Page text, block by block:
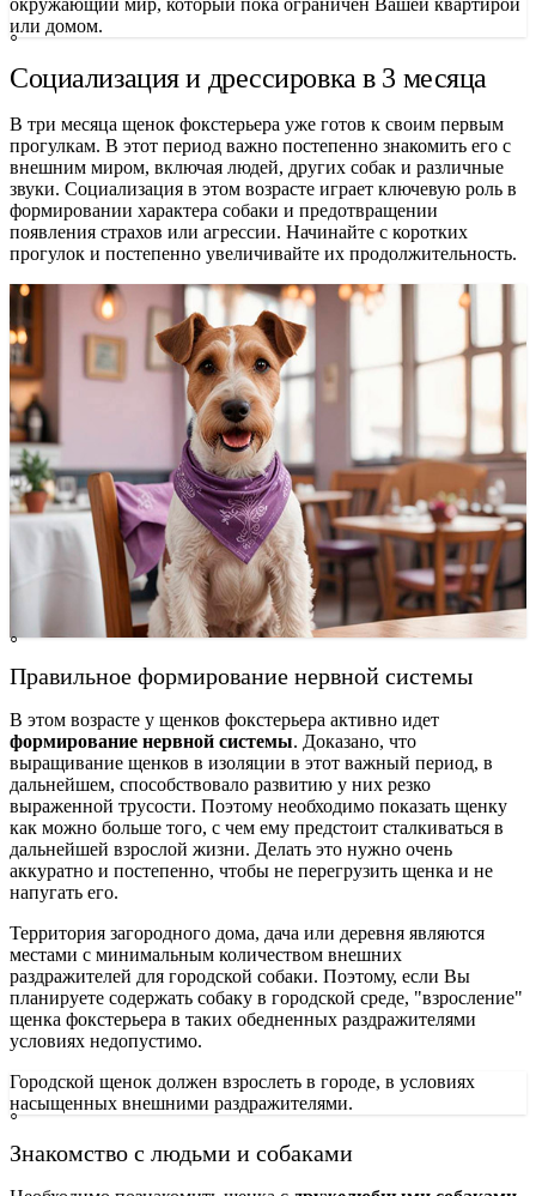
окружающий мир, который пока ограничен Вашей квартирой
или домом.
Социализация и дрессировка в 3 месяца
В три месяца щенок фокстерьера уже готов к своим первым
прогулкам. В этот период важно постепенно знакомить его с
внешним миром, включая людей, других собак и различные
звуки. Социализация в этом возрасте играет ключевую роль в
формировании характера собаки и предотвращении
появления страхов или агрессии. Начинайте с коротких
прогулок и постепенно увеличивайте их продолжительность.
Правильное формирование нервной системы
В этом возрасте у щенков фокстерьера активно идет
формирование нервной системы. Доказано, что
выращивание щенков в изоляции в этот важный период, в
дальнейшем, способствовало развитию у них резко
выраженной трусости. Поэтому необходимо показать щенку
как можно больше того, с чем ему предстоит сталкиваться в
дальнейшей взрослой жизни. Делать это нужно очень
аккуратно и постепенно, чтобы не перегрузить щенка и не
напугать его.
Территория загородного дома, дача или деревня являются
местами с минимальным количеством внешних
раздражителей для городской собаки. Поэтому, если Вы
планируете содержать собаку в городской среде, "взросление"
щенка фокстерьера в таких обедненных раздражителями
условиях недопустимо.
Городской щенок должен взрослеть в городе, в условиях
насыщенных внешними раздражителями.
Знакомство с людьми и собаками